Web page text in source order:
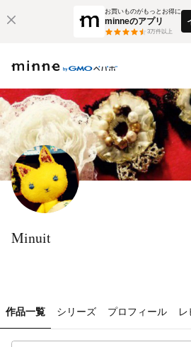
お買いものがもっとお得に
minneのアプリ
3万件以上
Minuit
作品一覧 シリーズ プロフィール レ